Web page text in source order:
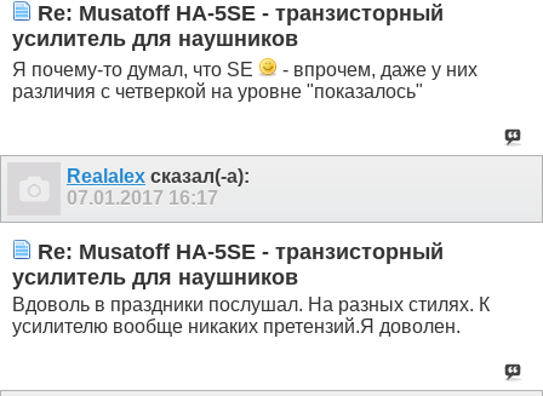
Re: Musatoff HA-5SE - транзисторный
усилитель для наушников
Я почему-то думал, что SE
- впрочем, даже у них
различия с четверкой на уровне "показалось"
Realalex сказал(-а):
07.01.2017 16:17
Re: Musatoff HA-5SE - транзисторный
усилитель для наушников
Вдоволь в праздники послушал. На разных стилях. К
усилителю вообще никаких претензий.Я доволен.